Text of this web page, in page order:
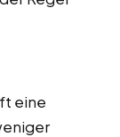
eine